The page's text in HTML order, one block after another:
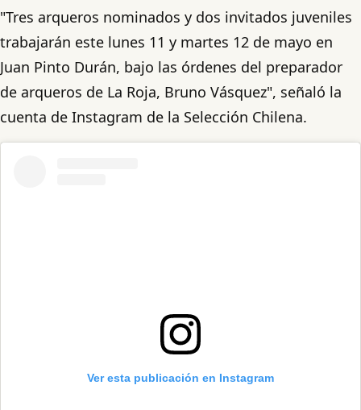
"Tres arqueros nominados y dos invitados juveniles
trabajarán este lunes 11 y martes 12 de mayo en
Juan Pinto Durán, bajo las órdenes del preparador
de arqueros de La Roja, Bruno Vásquez", señaló la
cuenta de Instagram de la Selección Chilena.
Ver esta publicación en Instagram